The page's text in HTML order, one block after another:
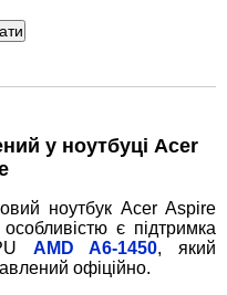
у ноутбуці Acer
ноутбук Acer Aspire
є підтримка
AMD A6-1450, який
офіційно.